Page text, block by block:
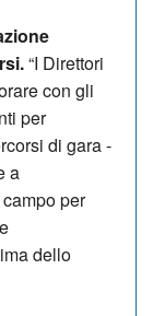
“I Direttori
con gli
per
di gara -
a
per
dello